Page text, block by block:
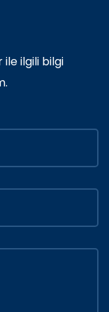
ilgili bilgi